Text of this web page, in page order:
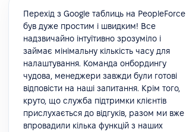
Перехід з Google таблиць на PeopleForce
був дуже простим і швидким! Все
надзвичайно інтуїтивно зрозуміло і
займає мінімальну кількість часу для
налаштування. Команда онбордингу
чудова, менеджери завжди були готові
відповісти на наші запитання. Крім того,
круто, що служба підтримки клієнтів
прислухається до відгуків, разом ми вже
впровадили кілька функцій з наших